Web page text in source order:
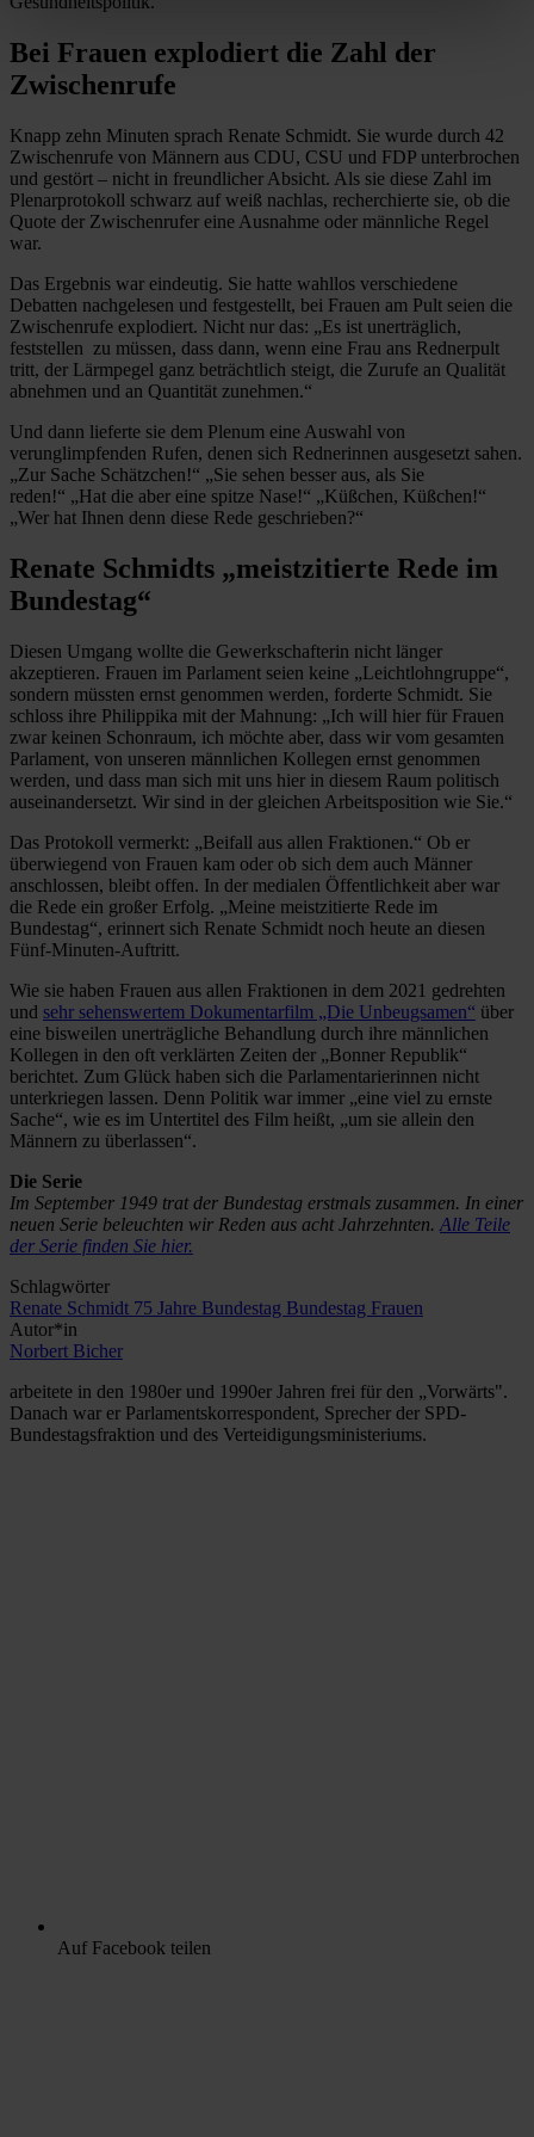
Bei Frauen explodiert die Zahl der
Zwischenrufe
Knapp zehn Minuten sprach Renate Schmidt. Sie wurde durch 42
Zwischenrufe von Männern aus CDU, CSU und FDP unterbrochen
und gestört – nicht in freundlicher Absicht. Als sie diese Zahl im
Plenarprotokoll schwarz auf weiß nachlas, recherchierte sie, ob die
Quote der Zwischenrufer eine Ausnahme oder männliche Regel
war.
Das Ergebnis war eindeutig. Sie hatte wahllos verschiedene
Debatten nachgelesen und festgestellt, bei Frauen am Pult seien die
Zwischenrufe explodiert. Nicht nur das: „Es ist unerträglich,
feststellen zu müssen, dass dann, wenn eine Frau ans Rednerpult
tritt, der Lärmpegel ganz beträchtlich steigt, die Zurufe an Qualität
abnehmen und an Quantität zunehmen.“
Und dann lieferte sie dem Plenum eine Auswahl von
verunglimpfenden Rufen, denen sich Rednerinnen ausgesetzt sahen.
„Zur Sache Schätzchen!“ „Sie sehen besser aus, als Sie
reden!“ „Hat die aber eine spitze Nase!“ „Küßchen, Küßchen!“
„Wer hat Ihnen denn diese Rede geschrieben?“
Renate Schmidts „meistzitierte Rede im
Bundestag“
Diesen Umgang wollte die Gewerkschafterin nicht länger
akzeptieren. Frauen im Parlament seien keine „Leichtlohngruppe“,
sondern müssten ernst genommen werden, forderte Schmidt. Sie
schloss ihre Philippika mit der Mahnung: „Ich will hier für Frauen
zwar keinen Schonraum, ich möchte aber, dass wir vom gesamten
Parlament, von unseren männlichen Kollegen ernst genommen
werden, und dass man sich mit uns hier in diesem Raum politisch
auseinandersetzt. Wir sind in der gleichen Arbeitsposition wie Sie.“
Das Protokoll vermerkt: „Beifall aus allen Fraktionen.“ Ob er
überwiegend von Frauen kam oder ob sich dem auch Männer
anschlossen, bleibt offen. In der medialen Öffentlichkeit aber war
die Rede ein großer Erfolg. „Meine meistzitierte Rede im
Bundestag“, erinnert sich Renate Schmidt noch heute an diesen
Fünf-Minuten-Auftritt.
Wie sie haben Frauen aus allen Fraktionen in dem 2021 gedrehten
und sehr sehenswertem Dokumentarfilm „Die Unbeugsamen“ über
eine bisweilen unerträgliche Behandlung durch ihre männlichen
Kollegen in den oft verklärten Zeiten der „Bonner Republik“
berichtet. Zum Glück haben sich die Parlamentarierinnen nicht
unterkriegen lassen. Denn Politik war immer „eine viel zu ernste
Sache“, wie es im Untertitel des Film heißt, „um sie allein den
Männern zu überlassen“.
Die Serie
Im September 1949 trat der Bundestag erstmals zusammen. In einer
neuen Serie beleuchten wir Reden aus acht Jahrzehnten. Alle Teile
der Serie finden Sie hier.
Schlagwörter
Renate Schmidt 75 Jahre Bundestag Bundestag Frauen
Autor*in
Norbert Bicher
arbeitete in den 1980er und 1990er Jahren frei für den „Vorwärts".
Danach war er Parlamentskorrespondent, Sprecher der SPD-
Bundestagsfraktion und des Verteidigungs­ministeriums.
Auf Facebook teilen